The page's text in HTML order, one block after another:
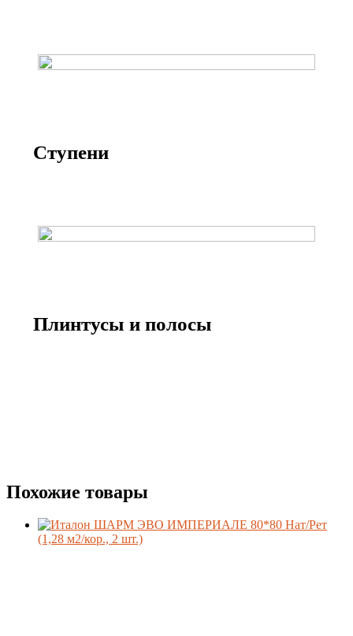
Ступени
Плинтусы и полосы
Похожие товары